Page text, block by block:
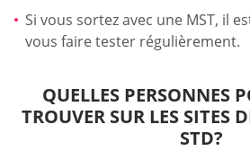
Si vous sortez avec une MST, il
vous faire tester régulièrement.
QUELLES PERSONNES
TROUVER SUR LES SITES
STD?